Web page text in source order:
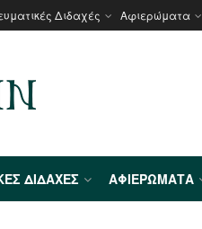
Διδαχές Αφιερώματα
ΔΙΔΑΧΈΣ ΑΦΙΕΡΏΜΑΤΑ